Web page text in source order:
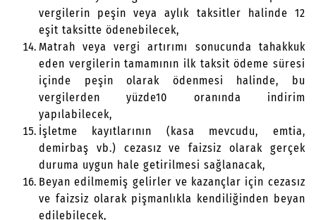
vergilerin peşin veya aylık taksitler halinde 12
eşit taksitte ödenebilecek,
Matrah veya vergi artırımı sonucunda tahakkuk
eden vergilerin tamamının ilk taksit ödeme süresi
içinde peşin olarak ödenmesi halinde, bu
vergilerden yüzde10 oranında indirim
yapılabilecek,
İşletme kayıtlarının (kasa mevcudu, emtia,
demirbaş vb.) cezasız ve faizsiz olarak gerçek
duruma uygun hale getirilmesi sağlanacak,
Beyan edilmemiş gelirler ve kazançlar için cezasız
ve faizsiz olarak pişmanlıkla kendiliğinden beyan
edilebilecek,